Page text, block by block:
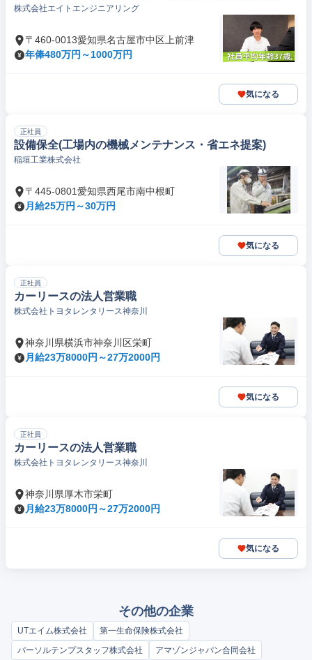
株式会社エイトエンジニアリング
〒460-0013愛知県名古屋市中区上前津
年俸480万円～1000万円
気になる
正社員
設備保全(工場内の機械メンテナンス・省エネ提案)
稲垣工業株式会社
〒445-0801愛知県西尾市南中根町
月給25万円～30万円
気になる
正社員
カーリースの法人営業職
株式会社トヨタレンタリース神奈川
神奈川県横浜市神奈川区栄町
月給23万8000円～27万2000円
気になる
正社員
カーリースの法人営業職
株式会社トヨタレンタリース神奈川
神奈川県厚木市栄町
月給23万8000円～27万2000円
気になる
その他の企業
UTエイム株式会社
第一生命保険株式会社
パーソルテンプスタッフ株式会社
アマゾンジャパン合同会社